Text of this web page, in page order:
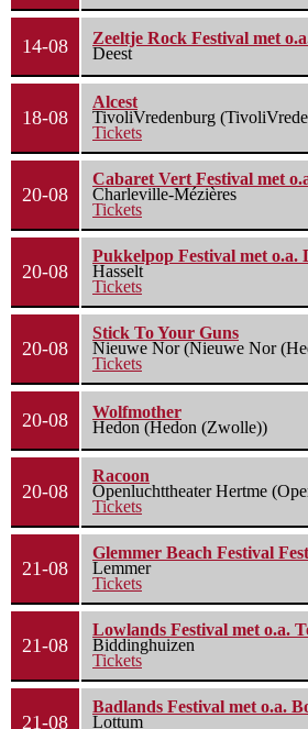
14-08
Zeeltje Rock Festival met
Deest
18-08
Alcest
TivoliVredenburg
Tickets
20-08
Cabaret Vert Festival met
Charleville-Mézières
Tickets
20-08
Pukkelpop Festival met o.a.
Hasselt
Tickets
20-08
Stick To Your Guns
Nieuwe Nor (Nieuwe Nor
Tickets
20-08
Wolfmother
Hedon (Hedon (Zwolle))
20-08
Racoon
Openluchttheater Hertme
Tickets
21-08
Glemmer Beach Festival
Lemmer
Tickets
21-08
Lowlands Festival met o.a.
Biddinghuizen
Tickets
21-08
Badlands Festival met o.a.
Lottum